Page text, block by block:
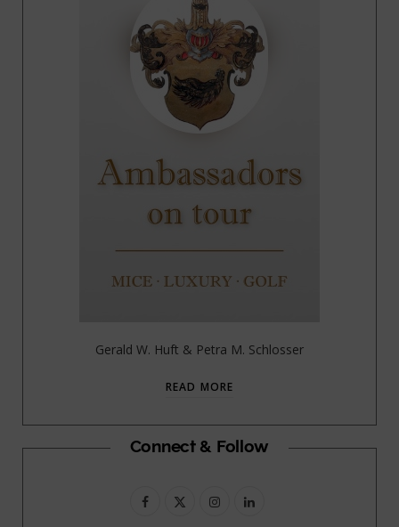
Gerald W. Huft & Petra M. Schlosser
READ MORE
Connect & Follow
F
I
L